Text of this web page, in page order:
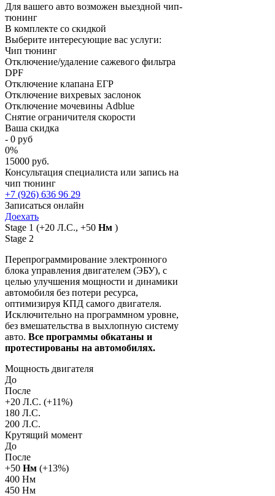
Для вашего авто возможен выездной чип-
тюнинг
В комплекте со скидкой
Выберите интересующие вас услуги:
Чип тюнинг
Отключение/удаление сажевого фильтра
DPF
Отключение клапана ЕГР
Отключение вихревых заслонок
Отключение мочевины Adblue
Снятие ограничителя скорости
Ваша скидка
- 0 руб
0%
15000 руб.
Консультация специалиста или запись на
чип тюнинг
+7 (926) 636 96 29
Записаться онлайн
Доехать
Stage 1 (+20 Л.С., +50 Нм )
Stage 2
Перепрограммирование электронного
блока управления двигателем (ЭБУ), с
целью улучшения мощности и динамики
автомобиля без потери ресурса,
оптимизируя КПД самого двигателя.
Исключительно на программном уровне,
без вмешательства в выхлопную систему
авто. Все программы обкатаны и
протестированы на автомобилях.
Мощность двигателя
До
После
+20 Л.С. (+11%)
180 Л.С.
200 Л.С.
Крутящий момент
До
После
+50 Нм (+13%)
400 Нм
450 Нм